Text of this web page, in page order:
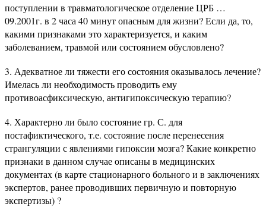
поступлении в травматологическое отделение ЦРБ …
09.2001г. в 2 часа 40 минут опасным для жизни? Если да, то,
какими признаками это характеризуется, и каким
заболеванием, травмой или состоянием обусловлено?
3. Адекватное ли тяжести его состояния оказывалось лечение?
Имелась ли необходимость проводить ему
противоасфиксическую, антигипоксическую терапию?
4. Характерно ли было состояние гр. С. для
постафиктического, т.е. состояние после перенесения
странгуляции с явлениями гипоксии мозга? Какие конкретно
признаки в данном случае описаны в медицинских
документах (в карте стационарного больного и в заключениях
экспертов, ранее проводивших первичную и повторную
экспертизы) ?